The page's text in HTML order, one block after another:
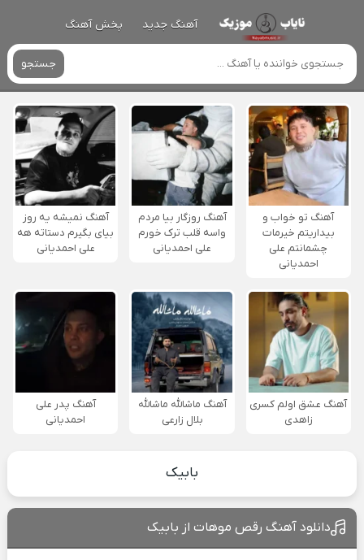
آهنگ جدید پخش آهنگ
جستجو
آهنگ تو خواب و
بیداریتم خیرمات
چشمانتم علی
احمدیانی
آهنگ روزگار بیا مردم
واسه قلب ترک خورم
علی احمدیانی
آهنگ نمیشه یه روز
بیای بگیرم دستاته هه
علی احمدیانی
آهنگ عشق اولم کسری
زاهدی
آهنگ ماشالله ماشالله
بلال زارعی
آهنگ پدر علی
احمدیانی
بابیک
دانلود آهنگ رقص موهات از بابیک